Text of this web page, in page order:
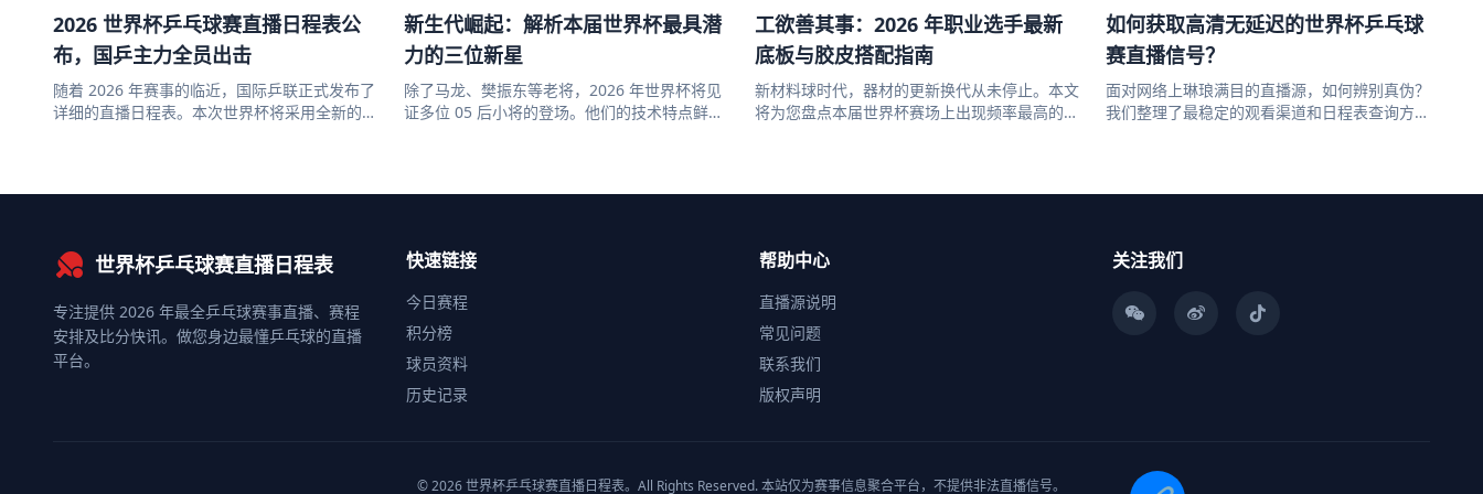
2026 世界杯乒乓球赛直播日程表公
布，国乒主力全员出击
随着 2026 年赛事的临近，国际乒联正式发布了
详细的直播日程表。本次世界杯将采用全新的赛
新生代崛起：解析本届世界杯最具潜
力的三位新星
除了马龙、樊振东等老将，2026 年世界杯将见
证多位 05 后小将的登场。他们的技术特点鲜
工欲善其事：2026 年职业选手最新
底板与胶皮搭配指南
新材料球时代，器材的更新换代从未停止。本文
将为您盘点本届世界杯赛场上出现频率最高的几
如何获取高清无延迟的世界杯乒乓球
赛直播信号？
面对网络上琳琅满目的直播源，如何辨别真伪？
我们整理了最稳定的观看渠道和日程表查询方
世界杯乒乓球赛直播日程表
专注提供 2026 年最全乒乓球赛事直播、赛程
安排及比分快讯。做您身边最懂乒乓球的直播
平台。
快速链接
今日赛程
积分榜
球员资料
历史记录
帮助中心
直播源说明
常见问题
联系我们
版权声明
关注我们
© 2026 世界杯乒乓球赛直播日程表。All Rights Reserved. 本站仅为赛事信息聚合平台，不提供非法直播信号。